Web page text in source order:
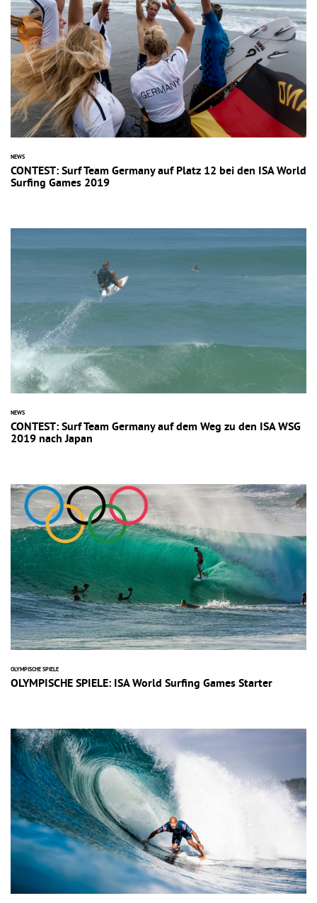
NEWS
CONTEST: Surf Team Germany auf Platz 12 bei den ISA World
Surfing Games 2019
NEWS
CONTEST: Surf Team Germany auf dem Weg zu den ISA WSG
2019 nach Japan
OLYMPISCHE SPIELE
OLYMPISCHE SPIELE: ISA World Surfing Games Starter